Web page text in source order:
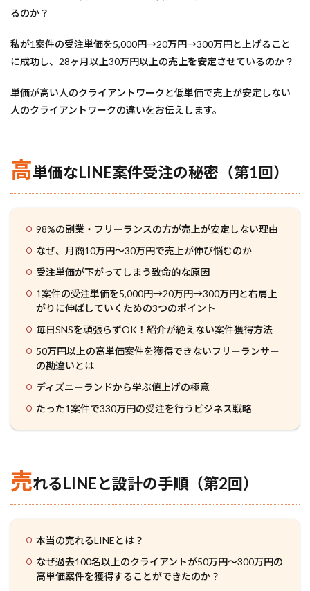
るのか？
私が1案件の受注単価を5,000円→20万円→300万円と上げること
に成功し、28ヶ月以上30万円以上の売上を安定させているのか？
単価が高い人のクライアントワークと低単価で売上が安定しない
人のクライアントワークの違いをお伝えします。
高単価なLINE案件受注の秘密（第1回）
98%の副業・フリーランスの方が売上が安定しない理由
なぜ、月商10万円〜30万円で売上が伸び悩むのか
受注単価が下がってしまう致命的な原因
1案件の受注単価を5,000円→20万円→300万円と右肩上
がりに伸ばしていくための3つのポイント
毎日SNSを頑張らずOK！紹介が絶えない案件獲得方法
50万円以上の高単価案件を獲得できないフリーランサー
の勘違いとは
ディズニーランドから学ぶ値上げの極意
たった1案件で330万円の受注を行うビジネス戦略
売れるLINEと設計の手順（第2回）
本当の売れるLINEとは？
なぜ過去100名以上のクライアントが50万円～300万円の
高単価案件を獲得することができたのか？